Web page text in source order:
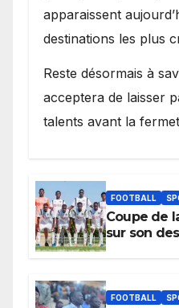
apparaissent
destinations les plus
Reste désormais à
acceptera de laisser
talents avant la
FOOTBALL
Coupe de
sur son
FOOTBALL